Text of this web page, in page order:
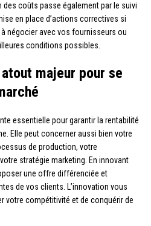
coûts passe également par le suivi
en place d’actions correctives si
à négocier avec vos fournisseurs ou
conditions possibles.
majeur pour se
essentielle pour garantir la rentabilité
Elle peut concerner aussi bien votre
de production, votre
stratégie marketing. En innovant
une offre différenciée et
de vos clients. L’innovation vous
votre compétitivité et de conquérir de